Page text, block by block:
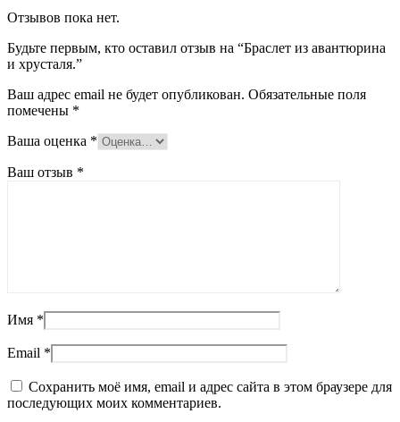
Отзывов пока нет.
Будьте первым, кто оставил отзыв на “Браслет из авантюрина
и хрусталя.”
Ваш адрес email не будет опубликован. Обязательные поля
помечены *
Ваша оценка *
Ваш отзыв *
Имя *
Email *
Сохранить моё имя, email и адрес сайта в этом браузере для
последующих моих комментариев.